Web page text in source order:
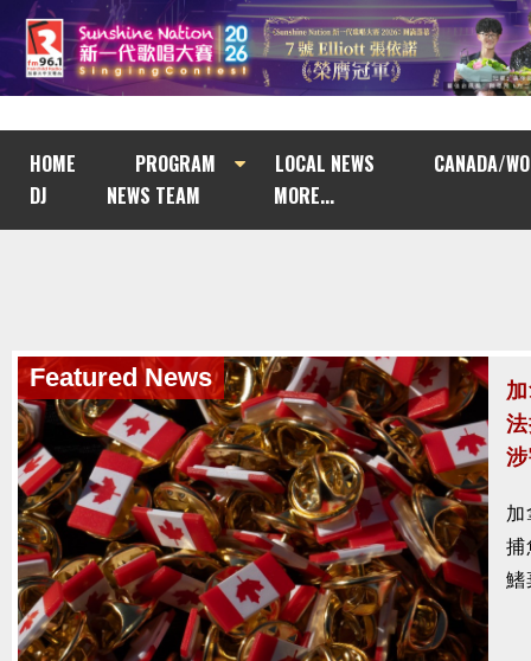
HOME PROGRAM LOCAL NEWS
CANADA/
DJ
NEWS TEAM MORE...
Featured News
暑
醫